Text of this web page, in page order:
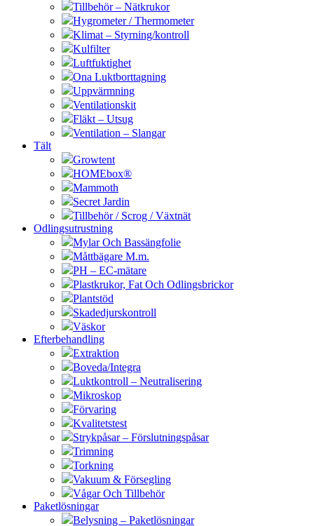
Tillbehör – Nätkrukor
Hygrometer / Thermometer
Klimat – Styrning/kontroll
Kulfilter
Luftfuktighet
Ona Luktborttagning
Uppvärmning
Ventilationskit
Fläkt – Utsug
Ventilation – Slangar
Tält
Growtent
HOMEbox®
Mammoth
Secret Jardin
Tillbehör / Scrog / Växtnät
Odlingsutrustning
Mylar Och Bassängfolie
Måttbägare M.m.
PH – EC-mätare
Plastkrukor, Fat Och Odlingsbrickor
Plantstöd
Skadedjurskontroll
Väskor
Efterbehandling
Extraktion
Boveda/Integra
Luktkontroll – Neutralisering
Mikroskop
Förvaring
Kvalitetstest
Strykpåsar – Förslutningspåsar
Trimning
Torkning
Vakuum & Försegling
Vågar Och Tillbehör
Paketlösningar
Belysning – Paketlösningar